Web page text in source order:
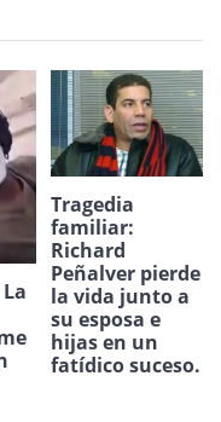
Tragedia
familiar:
Richard
Peñalver pierde
la vida junto a
su esposa e
hijas en un
fatídico suceso.